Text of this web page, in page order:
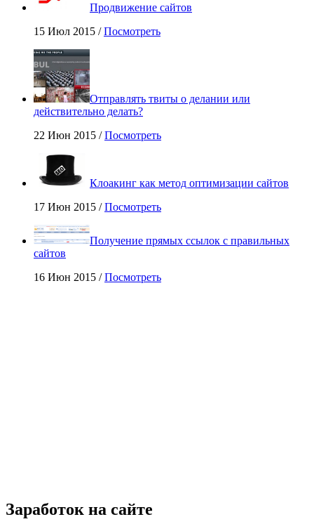
Продвижение сайтов
15 Июл 2015 /Посмотреть
Отправлять твиты о делании или
действительно делать?
22 Июн 2015 /Посмотреть
Клоакинг как метод оптимизации сайтов
17 Июн 2015 /Посмотреть
Получение прямых ссылок с правильных
сайтов
16 Июн 2015 /Посмотреть
Заработок на сайте